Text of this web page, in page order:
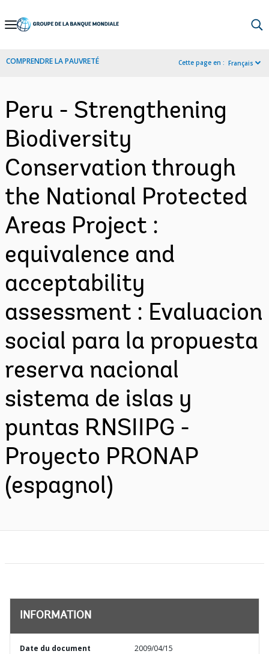
Skip
Navigation
COMPRENDRE LA PAUVRETÉ Cette page en : Français
Peru - Strengthening
Biodiversity
Conservation through
the National Protected
Areas Project :
equivalence and
acceptability
assessment : Evaluacion
social para la propuesta
reserva nacional
sistema de islas y
puntas RNSIIPG -
Proyecto PRONAP
(espagnol)
INFORMATION
Date du document 2009/04/15